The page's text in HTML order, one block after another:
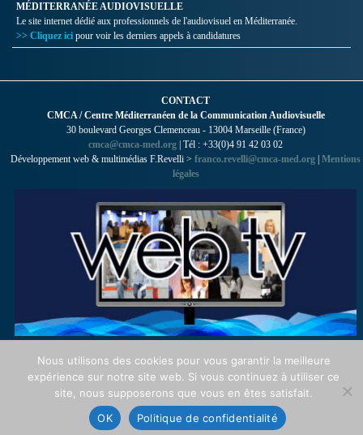
MÉDITERRANÉE AUDIOVISUELLE
Le site internet dédié aux professionnels de l'audiovisuel en Méditerranée.
>> Cliquez ici pour voir les derniers appels à candidatures
CONTACT
CMCA / Centre Méditerranéen de la Communication Audiovisuelle
30 boulevard Georges Clemenceau - 13004 Marseille (France)
cmca@cmca-med.org | Tél : +33(0)4 91 42 03 02
Développement web & multimédias F.Revelli > franco.revelli@cmca-med.org Mentions
légales
Nous utilisons des cookies pour vous garantir la meilleure
expérience sur notre site web. Si vous continuez à utiliser ce
site, nous supposerons que vous en êtes satisfait.
OK
Politique de confidentialité